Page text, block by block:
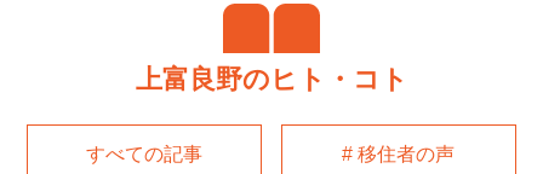
上富良野のヒト・コト
すべての記事 # 移住者の声